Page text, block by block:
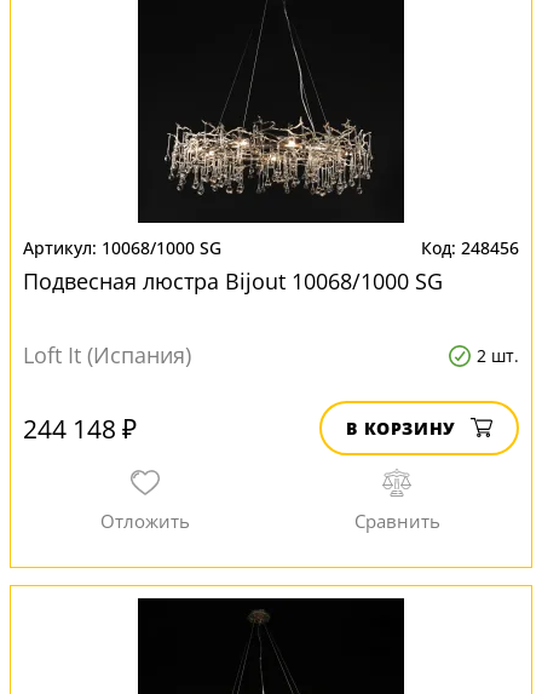
10068/1000 SG 248456
Подвесная люстра Bijout 10068/1000 SG
Loft It (Испания) 2 шт.
244 148 ₽ В КОРЗИНУ